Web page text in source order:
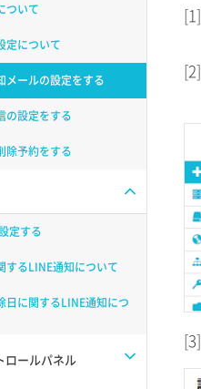
ついて
定について
メールの設定をする
の設定をする
除予約をする
定する
するLINE通知について
日に関するLINE通知につ
ロールパネル
[1]
[2]
[3]